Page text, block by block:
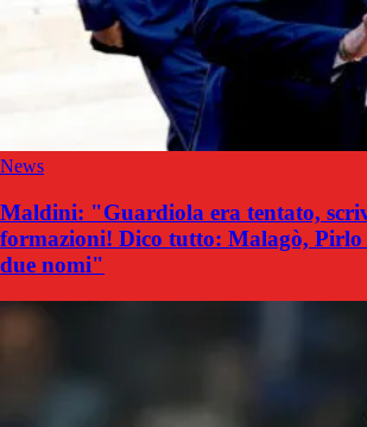
News
Maldini: "Guardiola era tentato,
formazioni! Dico tutto: Malagò, Pirlo
due nomi"